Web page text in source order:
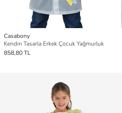
Casabony
Kendin Tasarla Erkek Çocuk Yağmurluk
858,80 TL